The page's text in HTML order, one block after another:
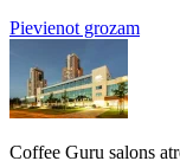
Pievienot grozam
Coffee Guru salons